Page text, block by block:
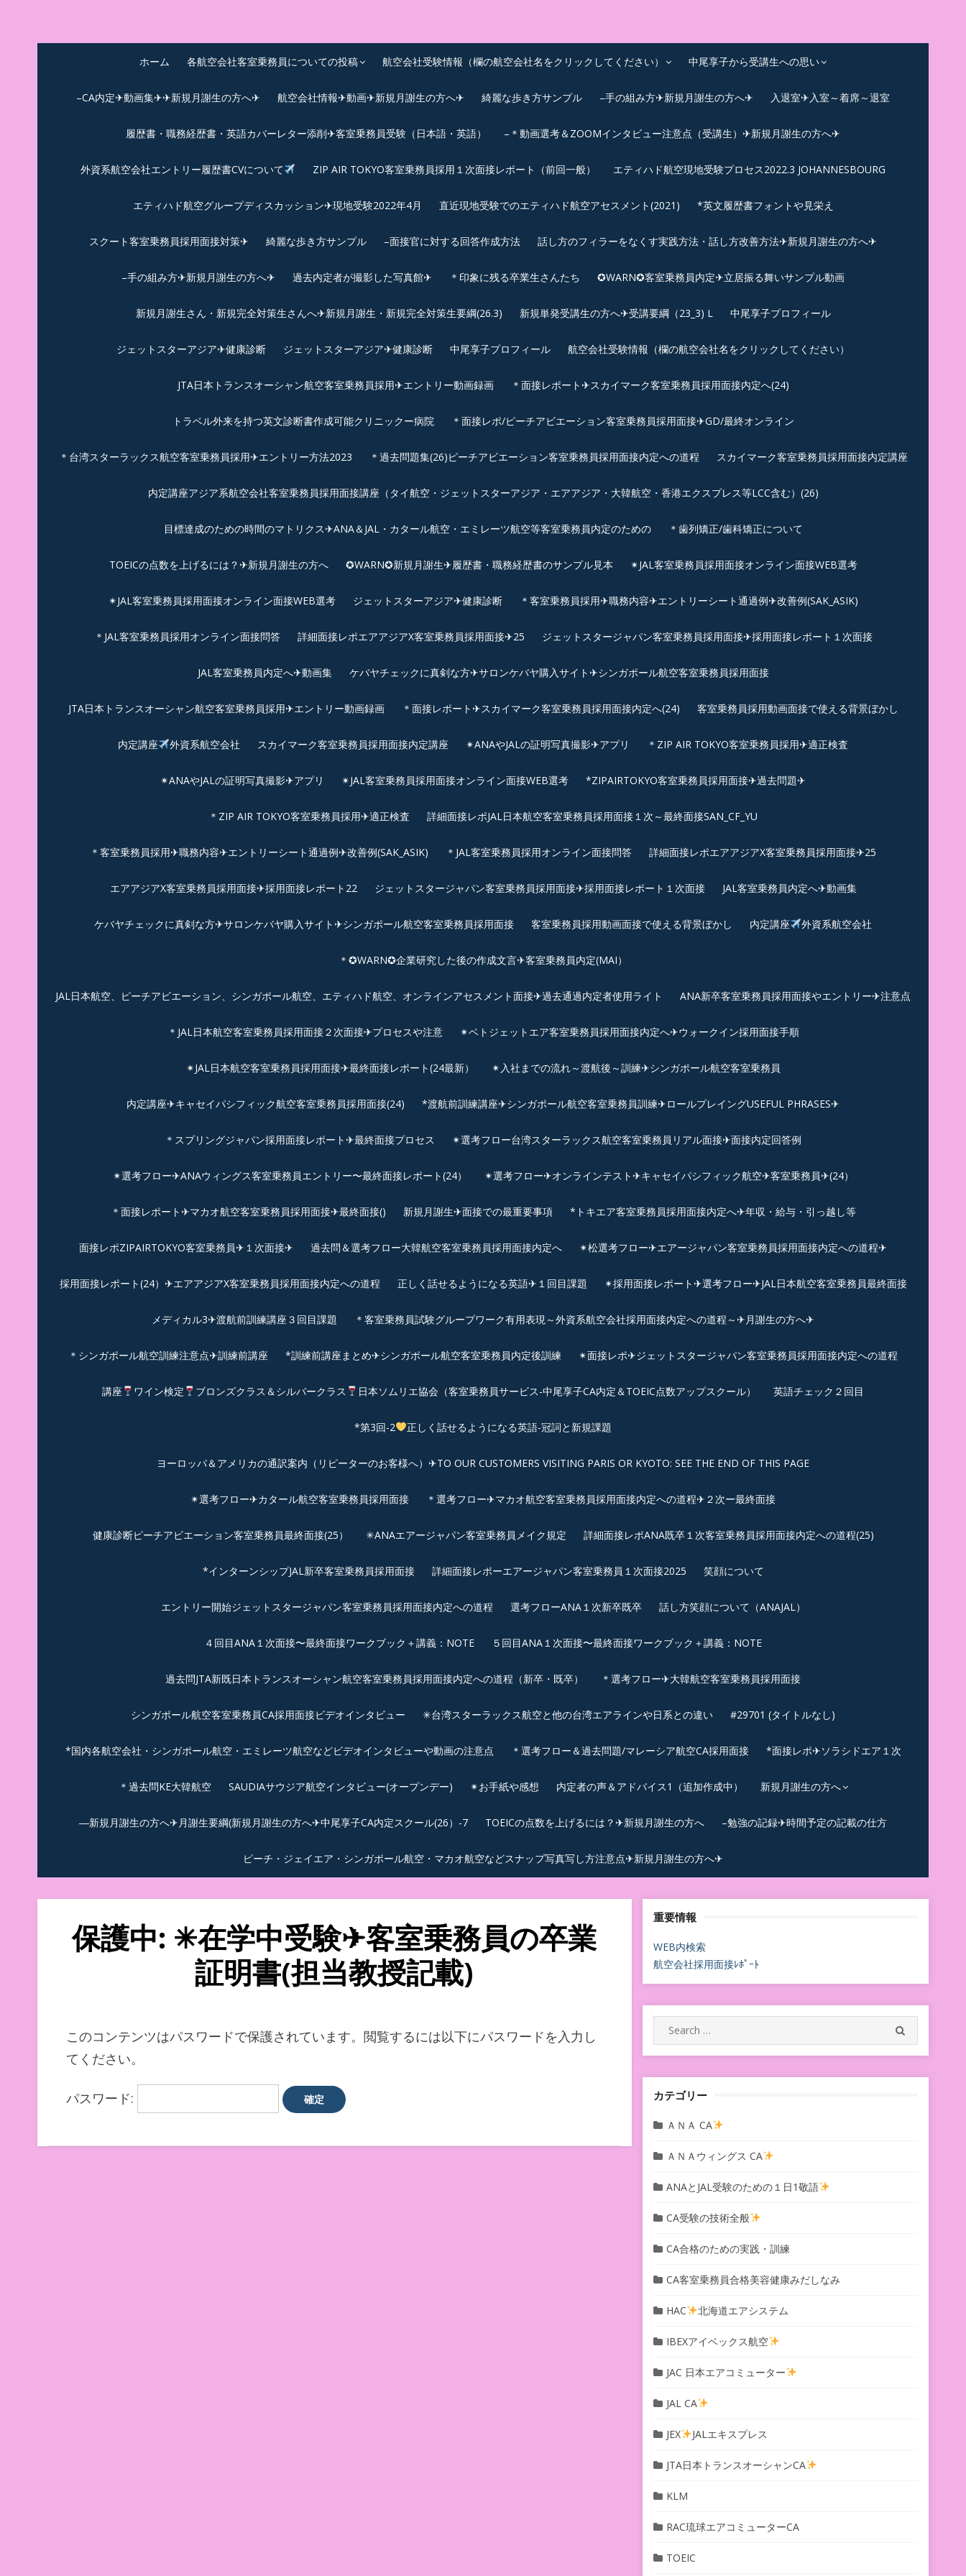
中尾享子CA内定&TOEIC点数UPｽｸｰﾙ
ホーム
各航空会社客室乗務員についての投稿 航空会社受験情報（欄の航空会社名をクリックしてください） 中尾享子から受講生への思い
–CA内定✈動画集✈✈新規月謝生の方へ✈ 航空会社情報✈動画✈新規月謝生の方へ✈ 綺麗な歩き方サンプル –手の組み方✈新規月謝生の方へ✈ 入退室✈入室～着席～退室
履歴書・職務経歴書・英語カバーレター添削✈客室乗務員受験（日本語・英語） –＊動画選考＆ZOOMインタビュー注意点（受講生）✈新規月謝生の方へ✈
外資系航空会社エントリー履歴書CVについて ZIP AIR TOKYO客室乗務員採用１次面接レポート（前回一般） エティハド航空現地受験プロセス2022.3 JOHANNESBOURG
エティハド航空グループディスカッション✈︎現地受験2022年4月 直近現地受験でのエティハド航空アセスメント(2021) *英文履歴書フォントや見栄え
スクート客室乗務員採用面接対策✈︎ 綺麗な歩き方サンプル –面接官に対する回答作成方法 話し方のフィラーをなくす実践方法・話し方改善方法✈新規月謝生の方へ✈
–手の組み方✈新規月謝生の方へ✈ 過去内定者が撮影した写真館✈ ＊印象に残る卒業生さんたち ✪WARN✪客室乗務員内定✈立居振る舞いサンプル動画
新規月謝生さん・新規完全対策生さんへ✈新規月謝生・新規完全対策生要綱(26.3) 新規単発受講生の方へ✈受講要綱（23_3) L 中尾享子プロフィール
ジェットスターアジア✈︎健康診断 ジェットスターアジア✈︎健康診断 中尾享子プロフィール 航空会社受験情報（欄の航空会社名をクリックしてください）
JTA日本トランスオーシャン航空客室乗務員採用✈エントリー動画録画 ＊面接レポート✈スカイマーク客室乗務員採用面接内定へ(24)
トラベル外来を持つ英文診断書作成可能クリニックー病院 ＊面接レポ/ピーチアビエーション客室乗務員採用面接✈GD/最終オンライン
＊台湾スターラックス航空客室乗務員採用✈エントリー方法2023 ＊過去問題集(26)ピーチアビエーション客室乗務員採用面接内定への道程 スカイマーク客室乗務員採用面接内定講座
内定講座アジア系航空会社客室乗務員採用面接講座（タイ航空・ジェットスターアジア・エアアジア・大韓航空・香港エクスプレス等LCC含む）(26)
目標達成のための時間のマトリクス✈ANA＆JAL・カタール航空・エミレーツ航空等客室乗務員内定のための ＊歯列矯正/歯科矯正について
TOEICの点数を上げるには？✈新規月謝生の方へ ✪WARN✪新規月謝生✈履歴書・職務経歴書のサンプル見本 ✴︎JAL客室乗務員採用面接オンライン面接WEB選考
✴︎JAL客室乗務員採用面接オンライン面接WEB選考 ジェットスターアジア✈︎健康診断 ＊客室乗務員採用✈職務内容✈エントリーシート通過例✈改善例(SAK_ASIK)
＊JAL客室乗務員採用オンライン面接問答 詳細面接レポエアアジアX客室乗務員採用面接✈25 ジェットスタージャパン客室乗務員採用面接✈採用面接レポート１次面接
JAL客室乗務員内定へ✈動画集 ケバヤチェックに真剣な方✈サロンケバヤ購入サイト✈シンガポール航空客室乗務員採用面接
JTA日本トランスオーシャン航空客室乗務員採用✈エントリー動画録画 ＊面接レポート✈スカイマーク客室乗務員採用面接内定へ(24) 客室乗務員採用動画面接で使える背景ぼかし
内定講座 外資系航空会社 スカイマーク客室乗務員採用面接内定講座 ✴︎ANAやJALの証明写真撮影✈︎アプリ ＊ZIP AIR TOKYO客室乗務員採用✈適正検査
✴︎ANAやJALの証明写真撮影✈︎アプリ ✴︎JAL客室乗務員採用面接オンライン面接WEB選考 *ZIPAIRTOKYO客室乗務員採用面接✈過去問題✈︎
＊ZIP AIR TOKYO客室乗務員採用✈適正検査 詳細面接レポJAL日本航空客室乗務員採用面接１次～最終面接SAN_CF_YU
＊客室乗務員採用✈職務内容✈エントリーシート通過例✈改善例(SAK_ASIK) ＊JAL客室乗務員採用オンライン面接問答 詳細面接レポエアアジアX客室乗務員採用面接✈25
エアアジアX客室乗務員採用面接✈︎採用面接レポート22 ジェットスタージャパン客室乗務員採用面接✈採用面接レポート１次面接 JAL客室乗務員内定へ✈動画集
ケバヤチェックに真剣な方✈サロンケバヤ購入サイト✈シンガポール航空客室乗務員採用面接 客室乗務員採用動画面接で使える背景ぼかし 内定講座 外資系航空会社
＊✪WARN✪企業研究した後の作成文言✈客室乗務員内定(MAI）
JAL日本航空、ピーチアビエーション、シンガポール航空、エティハド航空、オンラインアセスメント面接✈︎過去通過内定者使用ライト ANA新卒客室乗務員採用面接やエントリー✈注意点
＊JAL日本航空客室乗務員採用面接２次面接✈プロセスや注意 ✴︎ベトジェットエア客室乗務員採用面接内定へ✈︎ウォークイン採用面接手順
✴︎JAL日本航空客室乗務員採用面接✈最終面接レポート(24最新） ✴︎入社までの流れ～渡航後～訓練✈シンガポール航空客室乗務員
内定講座✈キャセイパシフィック航空客室乗務員採用面接(24) *渡航前訓練講座✈シンガポール航空客室乗務員訓練✈ロールプレイングUSEFUL PHRASES✈
＊スプリングジャパン採用面接レポート✈最終面接プロセス ✴︎選考フロー台湾スターラックス航空客室乗務員リアル面接✈︎面接内定回答例
✴︎選考フロー✈︎ANAウィングス客室乗務員エントリー〜最終面接レポート(24） ✴︎選考フロー✈オンラインテスト✈キャセイパシフィック航空✈︎客室乗務員✈(24）
＊面接レポート✈マカオ航空客室乗務員採用面接✈最終面接() 新規月謝生✈面接での最重要事項 *トキエア客室乗務員採用面接内定へ✈年収・給与・引っ越し等
面接レポZIPAIRTOKYO客室乗務員✈１次面接✈ 過去問＆選考フロー大韓航空客室乗務員採用面接内定へ ✴︎松選考フロー✈︎エアージャパン客室乗務員採用面接内定への道程✈︎
採用面接レポート(24）✈エアアジアX客室乗務員採用面接内定への道程 正しく話せるようになる英語✈１回目課題 ✴︎採用面接レポート✈︎選考フロー✈︎JAL日本航空客室乗務員最終面接
メディカル3✈渡航前訓練講座３回目課題 ＊客室乗務員試験グループワーク有用表現～外資系航空会社採用面接内定への道程～✈月謝生の方へ✈
＊シンガポール航空訓練注意点✈訓練前講座 *訓練前講座まとめ✈シンガポール航空客室乗務員内定後訓練 ✴︎面接レポ✈ジェットスタージャパン客室乗務員採用面接内定への道程
講座 ワイン検定 ブロンズクラス＆シルバークラス 日本ソムリエ協会（客室乗務員サービス-中尾享子CA内定＆TOEIC点数アップスクール） 英語チェック２回目
*第3回-2 正しく話せるようになる英語-冠詞と新規課題
ヨーロッパ＆アメリカの通訳案内（リピーターのお客様へ）✈TO OUR CUSTOMERS VISITING PARIS OR KYOTO: SEE THE END OF THIS PAGE
✴︎選考フロー✈カタール航空客室乗務員採用面接 ＊選考フロー✈マカオ航空客室乗務員採用面接内定への道程✈２次ー最終面接
健康診断ピーチアビエーション客室乗務員最終面接(25） ✳︎ANAエアージャパン客室乗務員メイク規定 詳細面接レポANA既卒１次客室乗務員採用面接内定への道程(25)
*インターンシップJAL新卒客室乗務員採用面接 詳細面接レポーエアージャパン客室乗務員１次面接2025 笑顔について
エントリー開始ジェットスタージャパン客室乗務員採用面接内定への道程 選考フローANA１次新卒既卒 話し方笑顔について（ANAJAL）
４回目ANA１次面接〜最終面接ワークブック＋講義：NOTE ５回目ANA１次面接〜最終面接ワークブック＋講義：NOTE
過去問JTA新既日本トランスオーシャン航空客室乗務員採用面接内定への道程（新卒・既卒） ＊選考フロー✈大韓航空客室乗務員採用面接
シンガポール航空客室乗務員CA採用面接ビデオインタビュー ✳︎台湾スターラックス航空と他の台湾エアラインや日系との違い #29701 (タイトルなし)
*国内各航空会社・シンガポール航空・エミレーツ航空などビデオインタビューや動画の注意点 ＊選考フロー＆過去問題/マレーシア航空CA採用面接 *面接レポ✈ソラシドエア１次
＊過去問KE大韓航空 SAUDIAサウジア航空インタビュー(オープンデー) ✴︎お手紙や感想 内定者の声＆アドバイス1（追加作成中） 新規月謝生の方へ
―新規月謝生の方へ✈月謝生要綱(新規月謝生の方へ✈中尾享子CA内定スクール(26）-7 TOEICの点数を上げるには？✈新規月謝生の方へ –勉強の記録✈時間予定の記載の仕方
ピーチ・ジェイエア・シンガポール航空・マカオ航空などスナップ写真写し方注意点✈新規月謝生の方へ✈
保護中: ✳︎在学中受験✈︎客室乗務員の卒業
証明書(担当教授記載)
このコンテンツはパスワードで保護されています。閲覧するには以下にパスワードを入力し
てください。
パスワード:
重要情報
WEB内検索
航空会社採用面接ﾚﾎﾟｰﾄ
Search
for:
カテゴリー
ＡＮＡ CA
ＡＮＡウィングス CA
ANAとJAL受験のための１日1敬語
CA受験の技術全般
CA合格のための実践・訓練
CA客室乗務員合格美容健康みだしなみ
HAC 北海道エアシステム
IBEXアイベックス航空
JAC 日本エアコミューター
JAL CA
JEX JALエキスプレス
JTA日本トランスオーシャンCA
KLM
RAC琉球エアコミューターCA
TOEIC